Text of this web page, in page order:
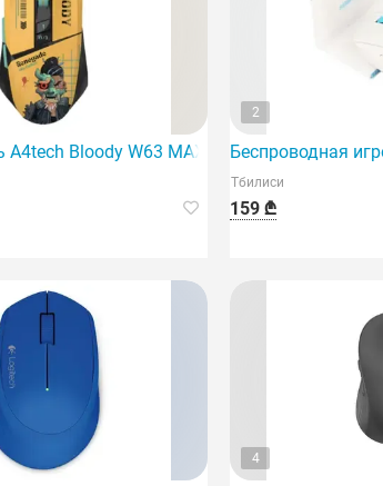
тех, кому необходима полная свобода
Bloody W63 MAX RGB Renegade
2
Беспроводная
Тбилиси
159 ₾
4